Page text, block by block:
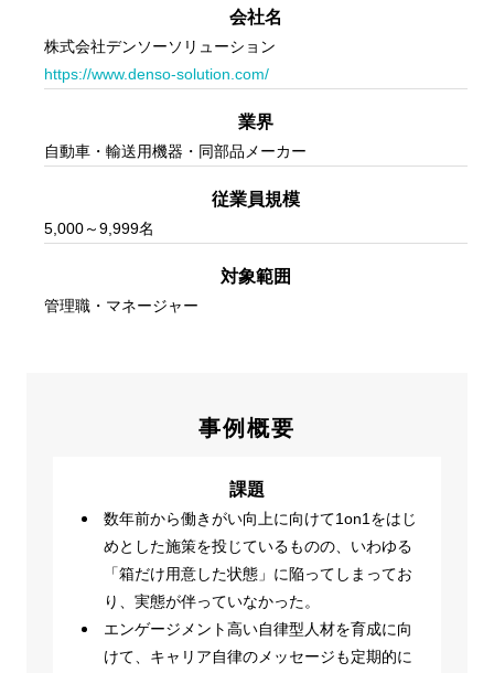
会社名
株式会社デンソーソリューション
https://www.denso-solution.com/
業界
自動車・輸送用機器・同部品メーカー
従業員規模
5,000～9,999名
対象範囲
管理職・マネージャー
事例概要
課題
数年前から働きがい向上に向けて1on1をはじ
めとした施策を投じているものの、いわゆる
「箱だけ用意した状態」に陥ってしまってお
り、実態が伴っていなかった。
エンゲージメント高い自律型人材を育成に向
けて、キャリア自律のメッセージも定期的に